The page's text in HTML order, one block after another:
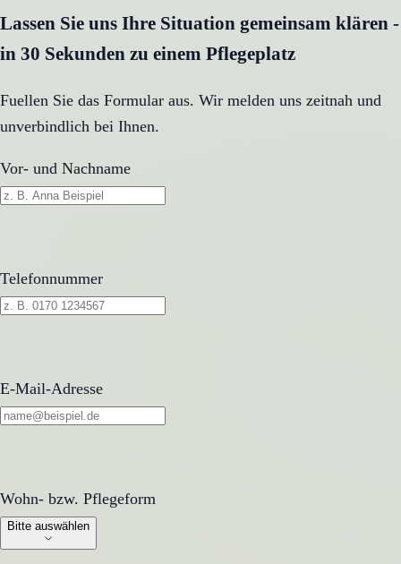
Lassen Sie uns Ihre Situation gemeinsam klären -
in 30 Sekunden zu einem Pflegeplatz
Fuellen Sie das Formular aus. Wir melden uns zeitnah und
unverbindlich bei Ihnen.
Vor- und Nachname
Telefonnummer
E-Mail-Adresse
Wohn- bzw. Pflegeform
Wohn- bzw. Pflegeform
Bitte auswählen